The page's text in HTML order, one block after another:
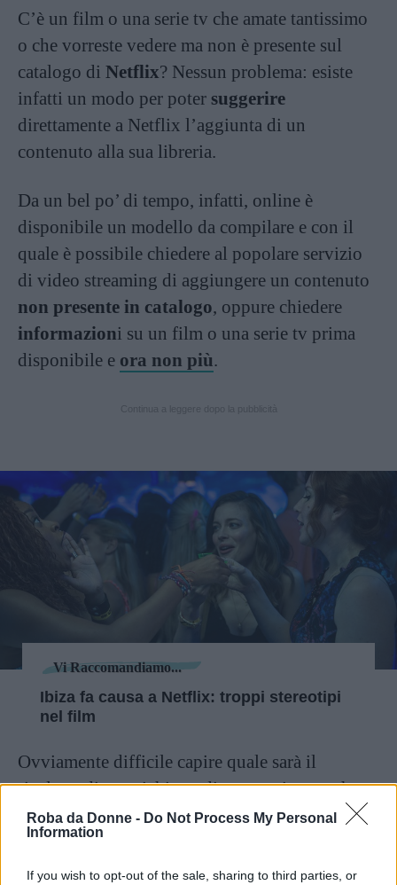
Roba da Donne - Do Not Process My Personal
Information
If you wish to opt-out of the sale, sharing to third parties, or
C’è un film o una serie tv che amate tantissimo
o che vorreste vedere ma non è presente sul
catalogo di Netflix? Nessun problema: esiste
infatti un modo per poter suggerire
direttamente a Netflix l’aggiunta di un
contenuto alla sua libreria.
Da un bel po’ di tempo, infatti, online è
disponibile un modello da compilare e con il
quale è possibile chiedere al popolare servizio
di video streaming di aggiungere un contenuto
non presente in catalogo, oppure chiedere
informazioni su un film o una serie tv prima
disponibile e ora non più.
Vi Raccomandiamo...
Ibiza fa causa a Netflix: troppi stereotipi
nel film
Ovviamente difficile capire quale sarà il
risultato di una richiesta di questo tipo, anche se
sicuramente si tratta di informazioni di cui
Netflix terrà sicuramente conto prima di
acquistare o meno i diritti di un contenuto.